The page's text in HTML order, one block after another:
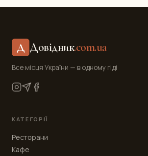
Д Довідник.com.ua
Все місця України — в одному гіді
КАТЕГОРІЇ
Ресторани
Кафе